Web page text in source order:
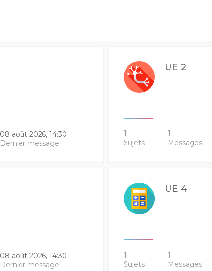
08 août 2026, 14:30
Dernier message
UE 2
1
Sujets
1
Messages
08 août 2026, 14:30
Dernier message
UE 4
1
Sujets
1
Messages